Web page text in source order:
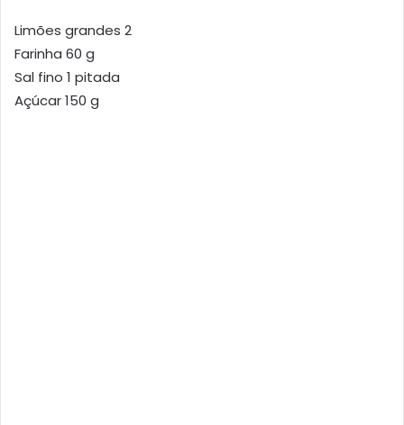
Limões grandes 2
Farinha 60 g
Sal fino 1 pitada
Açúcar 150 g